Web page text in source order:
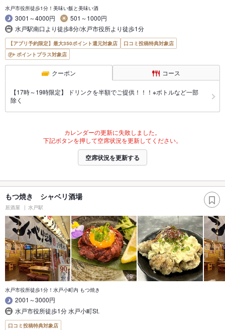
水戸市役所徒歩1分！美味い飯と美味い酒
3001～4000円
501～1000円
水戸駅南口より徒歩8分/水戸市役所より徒歩1分
【アプリ予約限定】最大350ポイント還元対象店
口コミ投稿特典対象店
ポイントプラス対象店
クーポン コース
【17時～19時限定】 ドリンクを半額でご提供！！！※ボトルなど一部
除く
カレンダーの更新に失敗しました。
下記ボタンを押して空席状況を更新してください。
空席状況を更新する
もつ焼き シャベリ酒場
居酒屋 水戸駅
水戸市役所徒歩1分！水戸小町内 もつ焼き
2001～3000円
水戸市役所徒歩1分 水戸小町St.
口コミ投稿特典対象店